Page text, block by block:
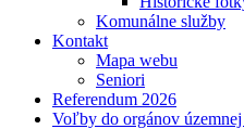
Komunálne služby
Kontakt
Mapa webu
Seniori
Referendum 2026
Voľby do orgánov